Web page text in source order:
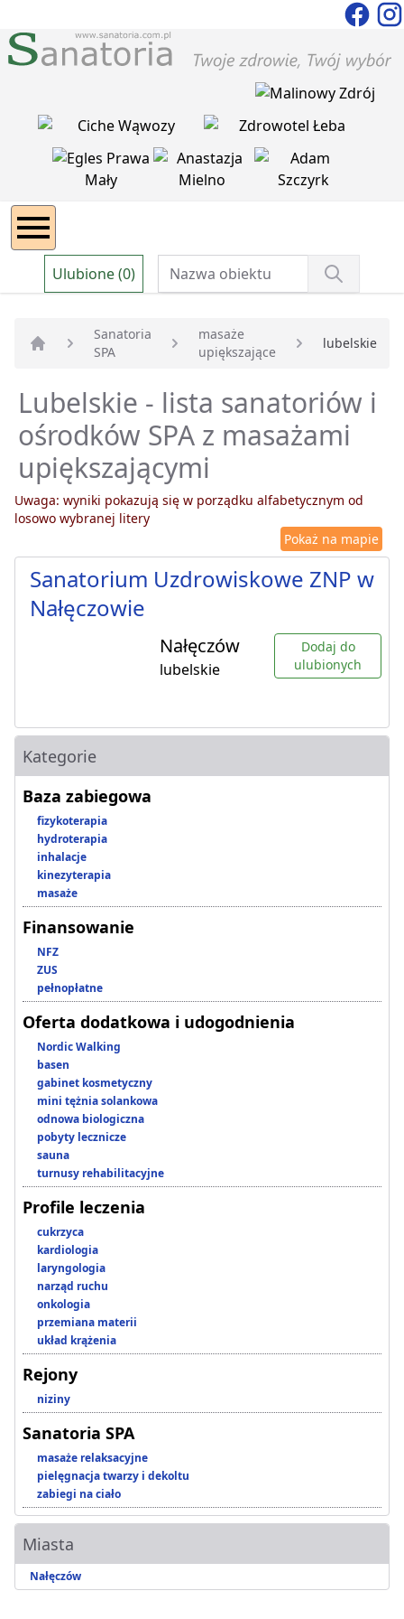
Ulubione (0)
Strona główna
Sanatoria
SPA
masaże
upiększające
lubelskie
Lubelskie - lista sanatoriów i
ośrodków SPA z masażami
upiększającymi
Uwaga: wyniki pokazują się w porządku alfabetycznym od
losowo wybranej litery
Pokaż na mapie
Sanatorium Uzdrowiskowe ZNP w
Nałęczowie
Nałęczów
lubelskie
Dodaj do
ulubionych
Kategorie
Baza zabiegowa
fizykoterapia
hydroterapia
inhalacje
kinezyterapia
masaże
Finansowanie
NFZ
ZUS
pełnopłatne
Oferta dodatkowa i udogodnienia
Nordic Walking
basen
gabinet kosmetyczny
mini tężnia solankowa
odnowa biologiczna
pobyty lecznicze
sauna
turnusy rehabilitacyjne
Profile leczenia
cukrzyca
kardiologia
laryngologia
narząd ruchu
onkologia
przemiana materii
układ krążenia
Rejony
niziny
Sanatoria SPA
masaże relaksacyjne
pielęgnacja twarzy i dekoltu
zabiegi na ciało
Miasta
Nałęczów